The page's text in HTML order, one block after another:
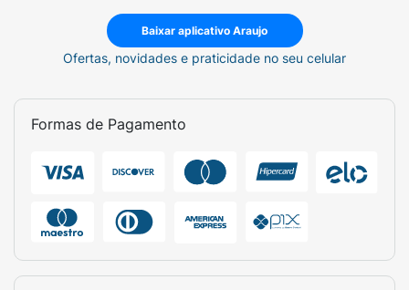
Baixar aplicativo Araujo
Ofertas, novidades e praticidade no seu celular
Formas de Pagamento